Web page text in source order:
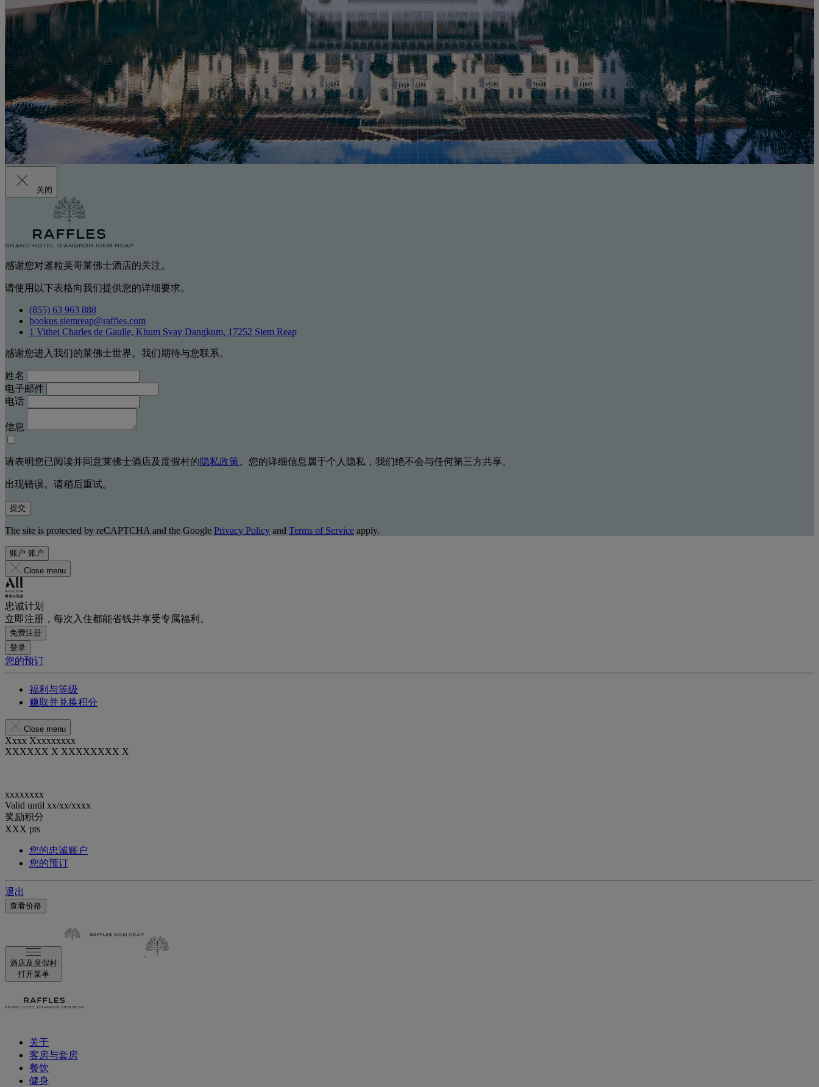
关闭
感谢您对暹粒吴哥莱佛士酒店的关注。
请使用以下表格向我们提供您的详细要求。
(855) 63 963 888
bookus.siemreap@raffles.com
1 Vithei Charles de Gaulle, Khum Svay Dangkum, 17252 Siem Reap
感谢您进入我们的莱佛士世界。我们期待与您联系。
姓名
电子邮件
电话
信息
请表明您已阅读并同意莱佛士酒店及度假村的隐私政策。您的详细信息属于个人隐私，我们绝不会与任何第三方共享。
出现错误。请稍后重试。
提交
The site is protected by reCAPTCHA and the Google Privacy Policy and Terms of Service apply.
账户 账户
Close menu
忠诚计划
立即注册，每次入住都能省钱并享受专属福利。
免费注册
登录
您的预订
福利与等级
赚取并兑换积分
Close menu
Xxxx Xxxxxxxxx
XXXXXX X XXXXXXXX X
xxxxxxxx
Valid until xx/xx/xxxx
奖励积分
XXX pts
您的忠诚账户
您的预订
退出
查看价格
酒店及度假村
打开菜单
关于
客房与套房
餐饮
健身